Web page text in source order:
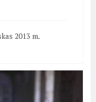
2013 m.